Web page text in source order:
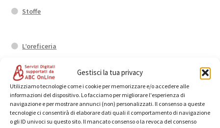
Gestisci la tua privacy
Utilizziamo tecnologie come i cookie per memorizzare e/o accedere alle
informazioni del dispositivo. Lo facciamo per migliorare l'esperienza di
navigazione e per mostrare annunci (non) personalizzati. Il consenso a queste
tecnologie ci consentirà di elaborare dati quali il comportamento di navigazione
o gli ID univoci su questo sito. Il mancato consenso o la revoca del consenso
Stoffe
L’oreficeria
Carrello
Rosari